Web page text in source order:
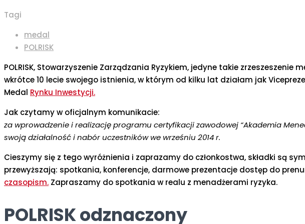
Tagi
medal
POLRISK
POLRISK, Stowarzyszenie Zarządzania Ryzykiem, jedyne takie zrzeszeszenie
wkrótce 10 lecie swojego istnienia, w którym od kilku lat działam jak
Medal Rynku Inwestycji.
Jak czytamy w oficjalnym komunikacie:
za wprowadzenie i realizację programu certyfikacji zawodowej “Akademia
swoją działalność i nabór uczestników we wrześniu 2014 r.
Cieszymy się z tego wyróżnienia i zaprazamy do członkostwa, składki są
przewyższają: spotkania, konferencje, darmowe prezentacje dostęp do
czasopism. Zapraszamy do spotkania w realu z menadżerami ryzyka.
POLRISK odznaczony